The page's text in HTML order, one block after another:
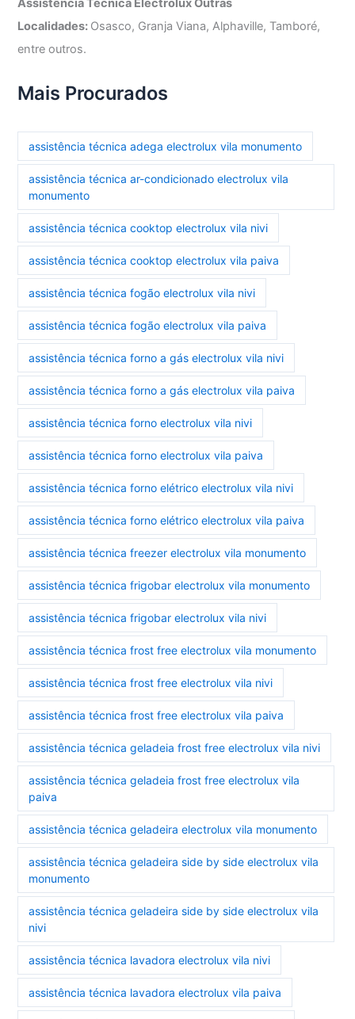
Assistência Técnica Electrolux Outras
Localidades: Osasco, Granja Viana, Alphaville, Tamboré,
entre outros.
Mais Procurados
assistência técnica adega electrolux vila monumento
assistência técnica ar-condicionado electrolux vila
monumento
assistência técnica cooktop electrolux vila nivi
assistência técnica cooktop electrolux vila paiva
assistência técnica fogão electrolux vila nivi
assistência técnica fogão electrolux vila paiva
assistência técnica forno a gás electrolux vila nivi
assistência técnica forno a gás electrolux vila paiva
assistência técnica forno electrolux vila nivi
assistência técnica forno electrolux vila paiva
assistência técnica forno elétrico electrolux vila nivi
assistência técnica forno elétrico electrolux vila paiva
assistência técnica freezer electrolux vila monumento
assistência técnica frigobar electrolux vila monumento
assistência técnica frigobar electrolux vila nivi
assistência técnica frost free electrolux vila monumento
assistência técnica frost free electrolux vila nivi
assistência técnica frost free electrolux vila paiva
assistência técnica geladeia frost free electrolux vila nivi
assistência técnica geladeia frost free electrolux vila
paiva
assistência técnica geladeira electrolux vila monumento
assistência técnica geladeira side by side electrolux vila
monumento
assistência técnica geladeira side by side electrolux vila
nivi
assistência técnica lavadora electrolux vila nivi
assistência técnica lavadora electrolux vila paiva